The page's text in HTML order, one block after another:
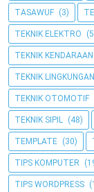
TASAWUF (3)
TEKNIK ELEKTRO
TEKNIK
TEKNIK LINGKUNGAN
TEKNIK OTOMOTIF
TEKNIK SIPIL (48)
TEMPLATE (30)
TIPS KOMPUTER
TIPS WORDPRESS